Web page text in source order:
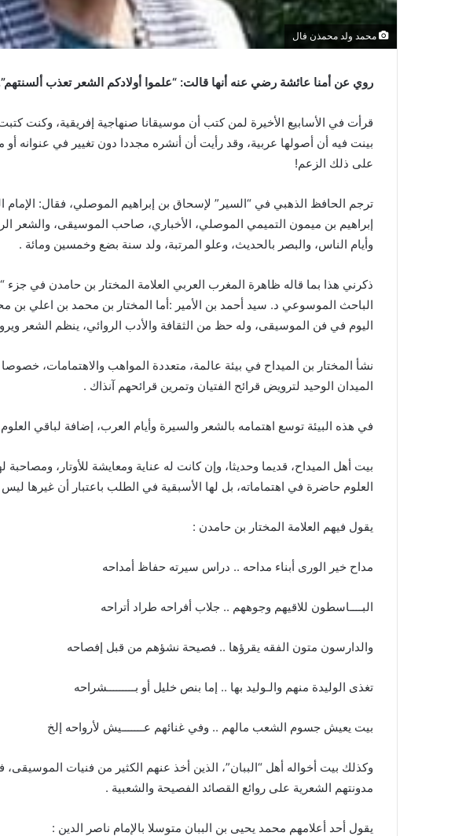
محمد ولد محمذن فال
روي عن أمنا عائشة رضي عنه أنها قالت: “علموا أولادكم الشعر تعذب
قرأت في الأسابيع الأخيرة لمن كتب أن موسيقانا صنهاجية إفريقية، وكنت
بينت فيه أن أصولها عربية، وقد رأيت أن أنشره مجددا دون تغيير في عنوانه
على ذلك الزعم!
ترجم الحافظ الذهبي في “السير” لإسحاق بن إبراهيم الموصلي، فقال:
إبراهيم بن ميمون التميمي الموصلي، الأخباري، صاحب الموسيقى، والشعر
وأيام الناس، والبصر بالحديث، وعلو المرتبة، ولد سنة بضع وخمسين ومائة .
ذكرني هذا بما قاله ظاهرة المغرب العربي العلامة المختار بن حامدن في جزء
الباحث الموسوعي د. سيد أحمد بن الأمير :أما المختار بن محمد بن اعلي بن
اليوم في فن الموسيقى، وله حظ من الثقافة والأدب الروائي، ينظم الشعر
نشأ المختار بن الميداح في بيئة عالمة، متعددة المواهب والاهتمامات، خصوصا
الميدان الوحيد لترويض قرائح الفتيان وتمرين قرائحهم آنذاك .
في هذه البيئة توسع اهتمامه بالشعر والسيرة وأيام العرب، إضافة لباقي
بيت أهل الميداح، قديما وحديثا، وإن كانت له عناية ومعايشة للأوتار،
العلوم حاضرة في اهتماماته، بل لها الأسبقية في الطلب باعتبار أن غيرها ليس
يقول فيهم العلامة المختار بن حامدن :
مداح خير الورى أبناء مداحه .. دراس سيرته حفاظ أمداحه
البــــاسطون للاقيهم وجوههم .. جلاب أفراحه طراد أتراحه
والدارسون متون الفقه يقرؤها .. فصيحة نشؤهم من قبل إفصاحه
تغذى الوليدة منهم والـوليد بها .. إما بنص خليل أو بـــــــــشراحه
بيت يعيش جسوم الشعب مالهم .. وفي غنائهم عـــــــيش لأرواحه إلخ
وكذلك بيت أخواله أهل “الببان”، الذين أخذ عنهم الكثير من فنيات
مدونتهم الشعرية على روائع القصائد الفصيحة والشعبية .
يقول أحد أعلامهم محمد يحيى بن الببان متوسلا بالإمام ناصر الدين :